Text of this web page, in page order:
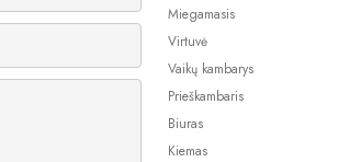
Miegamasis
Virtuvė
Vaikų kambarys
Prieškambaris
Biuras
Kiemas